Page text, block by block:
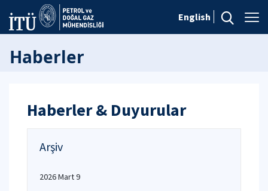
English
Haberler
Haberler & Duyurular
Arşiv
2026 Mart 9